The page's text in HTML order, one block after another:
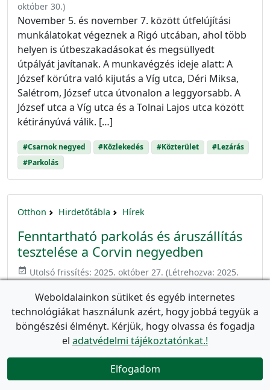
október 30.)
November 5. és november 7. között útfelújítási
munkálatokat végeznek a Rigó utcában, ahol több
helyen is útbeszakadásokat és megsüllyedt
útpályát javítanak. A munkavégzés ideje alatt: A
József körútra való kijutás a Víg utca, Déri Miksa,
Salétrom, József utca útvonalon a leggyorsabb. A
József utca a Víg utca és a Tolnai Lajos utca között
kétirányúvá válik. […]
#Csarnok negyed #Közlekedés #Közterület
#Lezárás
#Parkolás
Otthon Hirdetőtábla Hírek
Fenntartható parkolás és áruszállítás
tesztelése a Corvin negyedben
event_available Utolsó frissítés: 2025. október 27. (Létrehozva: 2025.
A Budapesti Közlekedési Központ teszt jelleggel
hozott létre félórás várakozóhelyeket és ételfutár-
parkolókat a Corvin-negyednél. A GRETA-projekt
Józsefvárosban megvalósított része azt célozza,
hogy a parkolás és az áruszállítás rendszere egy
fenntarthatóbb működési modellhez igazodjon. Így

Weboldalainkon sütiket és egyéb internetes
technológiákat használunk azért, hogy jobbá tegyük a
böngészési élményt. Kérjük, hogy olvassa és fogadja
el adatvédelmi tájékoztatónkat.!
Elfogadom